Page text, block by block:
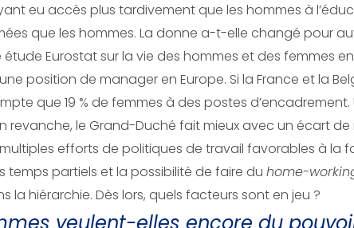
eu accès plus tardivement que les hommes à
que les hommes. La donne a-t-elle changé pour
étude Eurostat sur la vie des hommes et des femmes
position de manager en Europe. Si la France et la
que 19 % de femmes à des postes
revanche, le Grand-Duché fait mieux avec un écart
efforts de politiques de travail favorables à
temps partiels et la possibilité de faire du home-
la hiérarchie. Dès lors, quels facteurs sont en jeu ?